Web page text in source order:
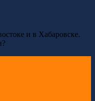
и в Хабаровске.